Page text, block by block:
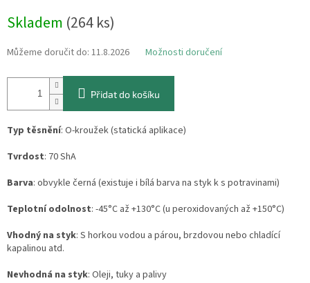
cena:
Skladem (264 ks)
Můžeme doručit do: 11.8.2026 Možnosti doručení
Přidat do košíku
Typ těsnění: O-kroužek (statická aplikace)
Tvrdost: 70 ShA
Barva: obvykle černá (existuje i bílá barva na styk k s potravinami)
Teplotní odolnost: -45°C až +130°C (u peroxidovaných až +150°C)
Vhodný na styk: S horkou vodou a párou, brzdovou nebo chladící
kapalinou atd.
Nevhodná na styk: Oleji, tuky a palivy